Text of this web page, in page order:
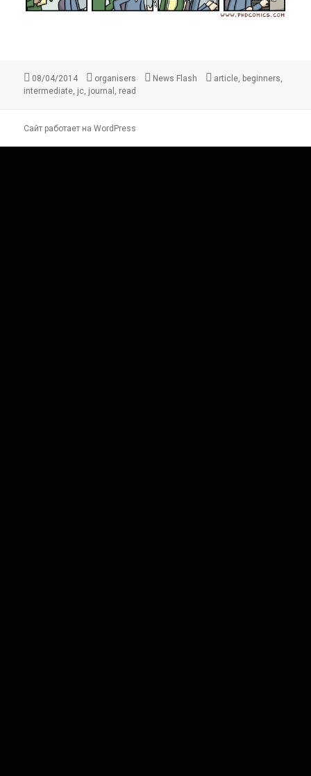
Опубликовано
08/04/2014 Автор
organisers Рубрики
News Flash Метки
article, beginners,
intermediate, jc, journal , read
Сайт работает на WordPress